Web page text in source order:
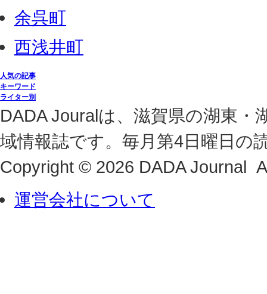
余呉町
西浅井町
人気の記事
キーワード
ライター別
DADA Jouralは、滋賀県の湖東
域情報誌です。毎月第4日曜日の
Copyright © 2026 DADA Journal
運営会社について